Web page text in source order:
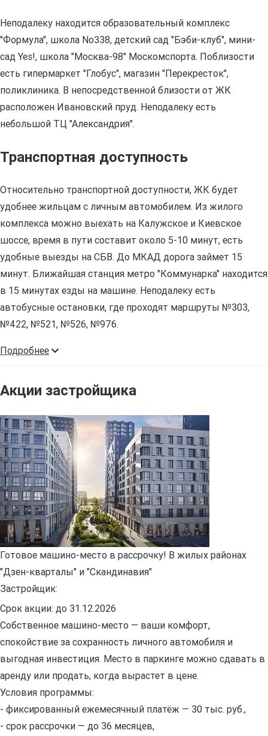
Неподалеку находится образовательный комплекс
"Формула", школа No338, детский сад "Бэби-клуб", мини-
сад Yes!, школа "Москва-98" Москомспорта. Поблизости
есть гипермаркет "Глобус", магазин "Перекресток",
поликлиника. В непосредственной близости от ЖК
расположен Ивановский пруд. Неподалеку есть
небольшой ТЦ "Александрия".
Транспортная доступность
Относительно транспортной доступности, ЖК будет
удобнее жильцам с личным автомобилем. Из жилого
комплекса можно выехать на Калужское и Киевское
шоссе, время в пути составит около 5-10 минут, есть
удобные выезды на СБВ. До МКАД дорога займет 15
минут. Ближайшая станция метро "Коммунарка" находится
в 15 минутах езды на машине. Неподалеку есть
автобусные остановки, где проходят маршруты №303,
№422, №521, №526, №976.
Подробнее
Акции застройщика
Готовое машино-место в рассрочку! В жилых районах
"Дзен-кварталы" и "Скандинавия"
Застройщик:
Срок акции: до 31.12.2026
Собственное машино-место — ваши комфорт,
спокойствие за сохранность личного автомобиля и
выгодная инвестиция. Место в паркинге можно сдавать в
аренду или продать, когда вырастет в цене.
Условия программы:
- фиксированный ежемесячный платёж — 30 тыс. руб.,
- срок рассрочки — до 36 месяцев,